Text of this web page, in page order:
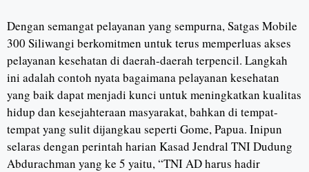
Dengan semangat pelayanan yang sempurna, Satgas Mobile
300 Siliwangi berkomitmen untuk terus memperluas akses
pelayanan kesehatan di daerah-daerah terpencil. Langkah
ini adalah contoh nyata bagaimana pelayanan kesehatan
yang baik dapat menjadi kunci untuk meningkatkan kualitas
hidup dan kesejahteraan masyarakat, bahkan di tempat-
tempat yang sulit dijangkau seperti Gome, Papua. Inipun
selaras dengan perintah harian Kasad Jendral TNI Dudung
Abdurachman yang ke 5 yaitu, “TNI AD harus hadir